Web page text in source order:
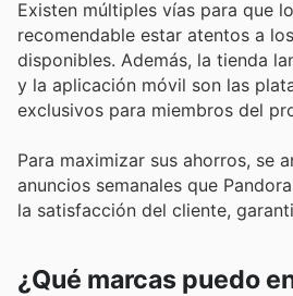
Existen múltiples vías para que
recomendable estar atentos a
disponibles. Además, la tienda
y la aplicación móvil son las
exclusivos para miembros del
Para maximizar sus ahorros, se
anuncios semanales que
la satisfacción del cliente,
¿Qué marcas puedo